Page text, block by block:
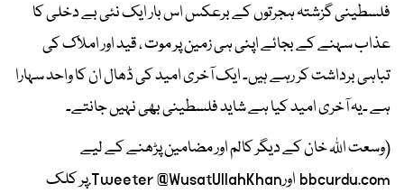
فلسطینی گزشتہ ہجرتوں کے برعکس اس بار ایک نئی بے دخلی کا
عذاب سہنے کے بجائے اپنی ہی زمین پر موت ، قید اور املاک کی
تباہی برداشت کر رہے ہیں۔ ایک آخری امید کی ڈھال ان کا واحد سہارا
ہے ۔یہ آخری امید کیا ہے شاید فلسطینی بھی نہیں جانتے۔
(وسعت اللہ خان کے دیگر کالم اور مضامین پڑھنے کے لیے
bbcurdu.com اورTweeter @WusatUllahKhan.پر کلک